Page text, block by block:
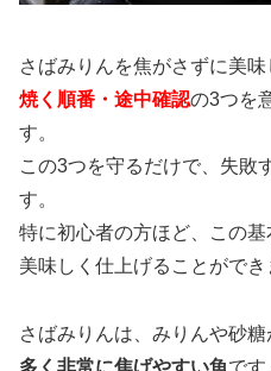
さばみりんを焦がさずに美味
焼く順番・途中確認の3つを
す。
この3つを守るだけで、失敗
す。
特に初心者の方ほど、この
美味しく仕上げることができ
さばみりんは、みりんや砂糖
多く非常に焦げやすい魚です